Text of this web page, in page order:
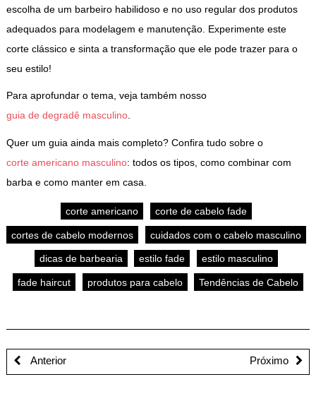
escolha de um barbeiro habilidoso e no uso regular dos produtos
adequados para modelagem e manutenção. Experimente este
corte clássico e sinta a transformação que ele pode trazer para o
seu estilo!
Para aprofundar o tema, veja também nosso
guia de degradê masculino.
Quer um guia ainda mais completo? Confira tudo sobre o
corte americano masculino: todos os tipos, como combinar com
barba e como manter em casa.
corte americano corte de cabelo fade
cortes de cabelo modernos cuidados com o cabelo masculino
dicas de barbearia estilo fade estilo masculino
fade haircut produtos para cabelo Tendências de Cabelo
Anterior Próximo